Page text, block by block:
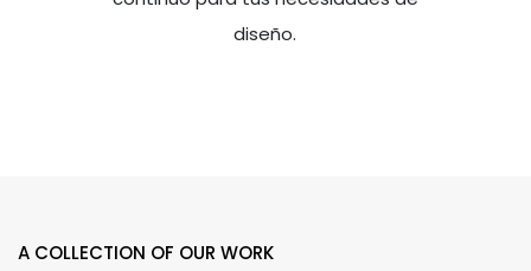
diseño.
A COLLECTION OF OUR WORK